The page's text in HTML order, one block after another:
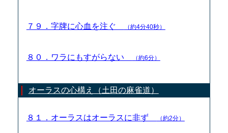
７９．字牌に心血を注ぐ （約4分40秒）
８０．ワラにもすがらない （約6分）
オーラスの心構え（土田の麻雀道）
８１．オーラスはオーラスに非ず （約2分）